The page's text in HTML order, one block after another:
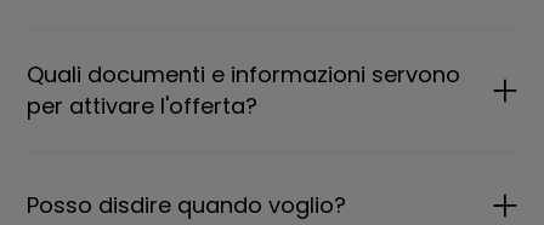
Quali documenti e informazioni servono
per attivare l'offerta?
Posso disdire quando voglio?